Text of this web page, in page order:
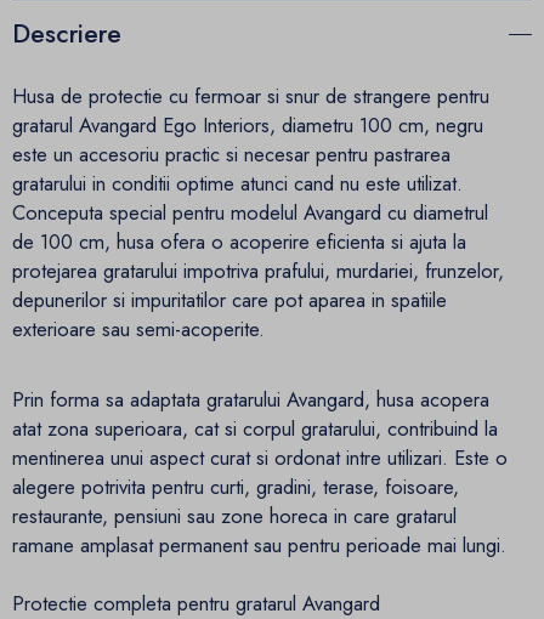
Descriere
Husa de protectie cu fermoar si snur de strangere pentru
gratarul Avangard Ego Interiors, diametru 100 cm, negru
este un accesoriu practic si necesar pentru pastrarea
gratarului in conditii optime atunci cand nu este utilizat.
Conceputa special pentru modelul Avangard cu diametrul
de 100 cm, husa ofera o acoperire eficienta si ajuta la
protejarea gratarului impotriva prafului, murdariei, frunzelor,
depunerilor si impuritatilor care pot aparea in spatiile
exterioare sau semi-acoperite.
Prin forma sa adaptata gratarului Avangard, husa acopera
atat zona superioara, cat si corpul gratarului, contribuind la
mentinerea unui aspect curat si ordonat intre utilizari. Este o
alegere potrivita pentru curti, gradini, terase, foisoare,
restaurante, pensiuni sau zone horeca in care gratarul
ramane amplasat permanent sau pentru perioade mai lungi.
Protectie completa pentru gratarul Avangard